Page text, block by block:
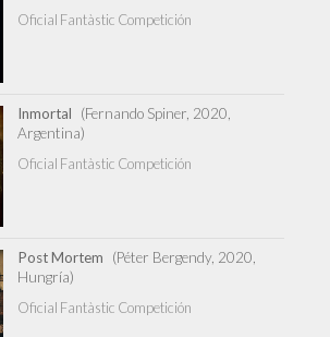
Oficial Fantàstic Competición
Inmortal
(Fernando Spiner, 2020,
Argentina)
Oficial Fantàstic Competición
Post Mortem
(Péter Bergendy, 2020,
Hungría)
Oficial Fantàstic Competición